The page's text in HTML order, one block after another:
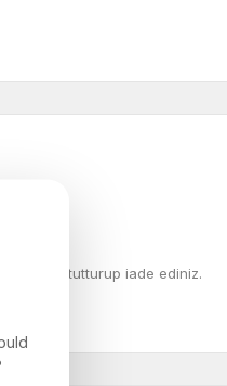
tutanak tutturup iade ediniz.